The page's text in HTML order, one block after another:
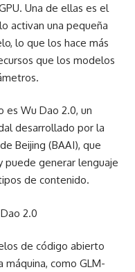
Una de ellas es el
activan una pequeña
lo que los hace más
que los modelos
es Wu Dao 2.0, un
desarrollado por la
Beijing (BAAI), que
puede generar lenguaje
de contenido.
2.0
de código abierto
como GLM-